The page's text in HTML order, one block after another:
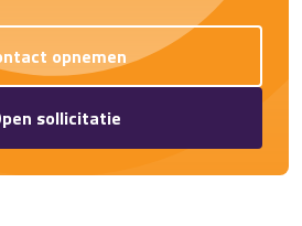
opnemen
sollicitatie